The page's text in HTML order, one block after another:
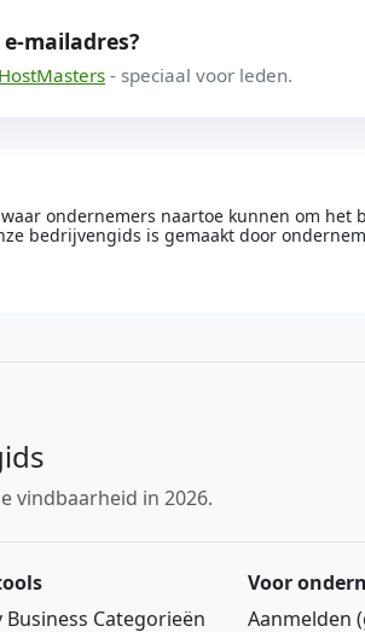
mailadres?
- speciaal voor leden.
ondernemers naartoe kunnen om
bedrijvengids is gemaakt door
vindbaarheid in 2026.
Business Categorieën
Voor
Aanmelden